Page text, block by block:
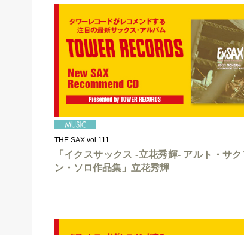
THE SAX vol.111
「イクスサックス -立花秀輝- アルト・サ
ン・ソロ作品集」立花秀輝